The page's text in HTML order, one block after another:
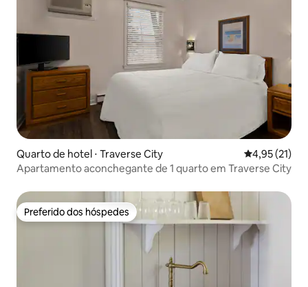
Quarto de hotel ⋅ Traverse City 4,95 de uma
4,95 (21)
Apartamento aconchegante de 1 quarto em Traverse City
Preferido dos hóspedes
Preferido dos hóspedes